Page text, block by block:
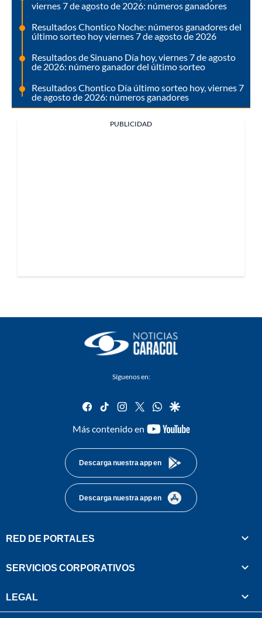
viernes 7 de agosto de 2026: números ganadores
Resultados Chontico Noche: números ganadores del
último sorteo hoy viernes 7 de agosto de 2026
Resultados de Sinuano Día hoy, viernes 7 de agosto
de 2026: número ganador del último sorteo
Resultados Chontico Día último sorteo hoy, viernes 7
de agosto de 2026: números ganadores
PUBLICIDAD
Síguenos en:
facebook
tiktok instagram
twitterwhatsapp
google
Más contenido en
youtube-
Descarga nuestra app en
Descarga nuestra app en
RED DE PORTALES
SERVICIOS CORPORATIVOS
LEGAL